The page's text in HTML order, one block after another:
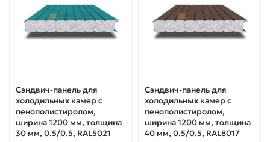
Сэндвич-панель для
холодильных камер с
пенополистиролом,
ширина 1200 мм, толщина
30 мм, 0.5/0.5, RAL5021
Сэндвич-панель для
холодильных камер с
пенополистиролом,
ширина 1200 мм, толщина
40 мм, 0.5/0.5, RAL8017